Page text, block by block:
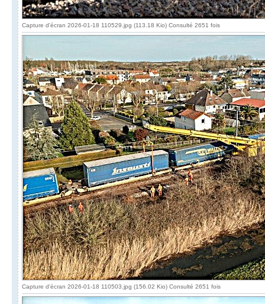
Capture d'écran 2026-01-18 110529.jpg (113.18 Kio) Consulté 2651 fois
Capture d'écran 2026-01-18 110503.jpg (156.02 Kio) Consulté 2651 fois